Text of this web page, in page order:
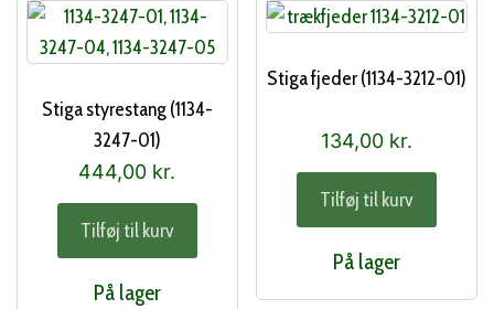
Stiga styrestang (1134-
3247-01)
444,00 kr.
Tilføj til kurv
På lager
Stiga fjeder (1134-3212-01)
134,00 kr.
Tilføj til kurv
På lager